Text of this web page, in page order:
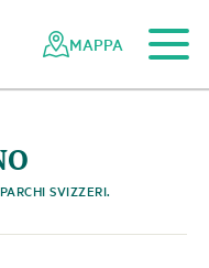
MAPPA
SVIZZERI.